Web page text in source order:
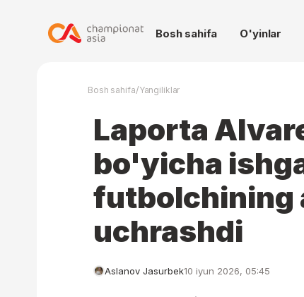
Bosh sahifa O'yinlar
Bosh sahifa/Yangiliklar
Laporta
bo'yicha
futbolchining
uchrashdi
Aslanov Jasurbek10 iyun 2026, 05:45